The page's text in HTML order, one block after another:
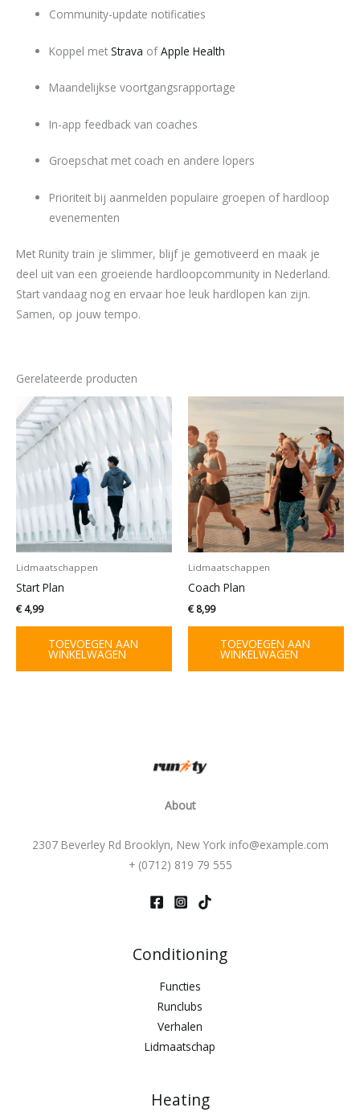
Community-update notificaties
Koppel metStrava ofApple Health
Maandelijkse voortgangsrapportage
In-app feedback van coaches
Groepschat met coach en andere lopers
Prioriteit bij aanmelden populaire groepen of hardloop
evenementen
Met Runity train je slimmer, blijf je gemotiveerd en maak je
deel uit van een groeiende hardloopcommunity in Nederland.
Start vandaag nog en ervaar hoe leuk hardlopen kan zijn.
Samen, op jouw tempo.
Gerelateerde producten
Lidmaatschappen
Start Plan
€4,99
TOEVOEGEN AAN
WINKELWAGEN
Lidmaatschappen
Coach Plan
€ 8,99
TOEVOEGEN AAN
WINKELWAGEN
About
2307 Beverley Rd Brooklyn, New York info@example.com
+ (0712) 819 79 555
Conditioning
Functies
Runclubs
Verhalen
Lidmaatschap
Heating